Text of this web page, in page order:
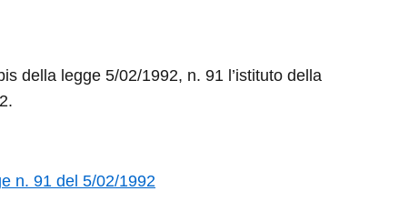
della legge 5/02/1992, n. 91 l’istituto della
n. 91 del 5/02/1992